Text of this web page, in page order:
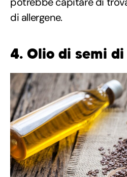
di allergene.
4. Olio di semi